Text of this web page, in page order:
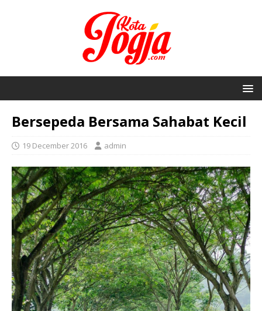
Bersepeda Bersama Sahabat Kecil
19 December 2016 admin